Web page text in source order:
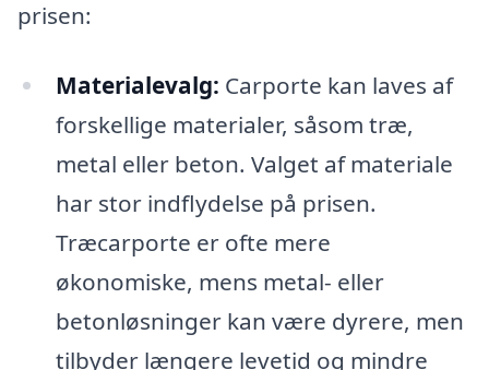
prisen:
Materialevalg: Carporte kan laves af
forskellige materialer, såsom træ,
metal eller beton. Valget af materiale
har stor indflydelse på prisen.
Træcarporte er ofte mere
økonomiske, mens metal- eller
betonløsninger kan være dyrere, men
tilbyder længere levetid og mindre